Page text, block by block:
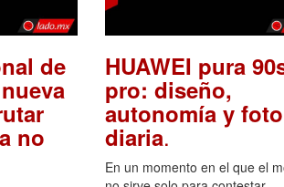
de
no
HUAWEI pura
pro: diseño,
autonomía y foto
diaria.
En un momento en el que el